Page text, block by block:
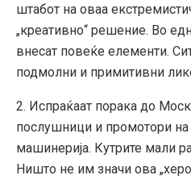
штабот на оваа
„креативно“ решение. Во
внесат повеќе елементи.
подмолни и примитивни
2. Испраќаат порака до
послушници и промотори на
машинерија. Кутрите мали
Ништо не им значи ова